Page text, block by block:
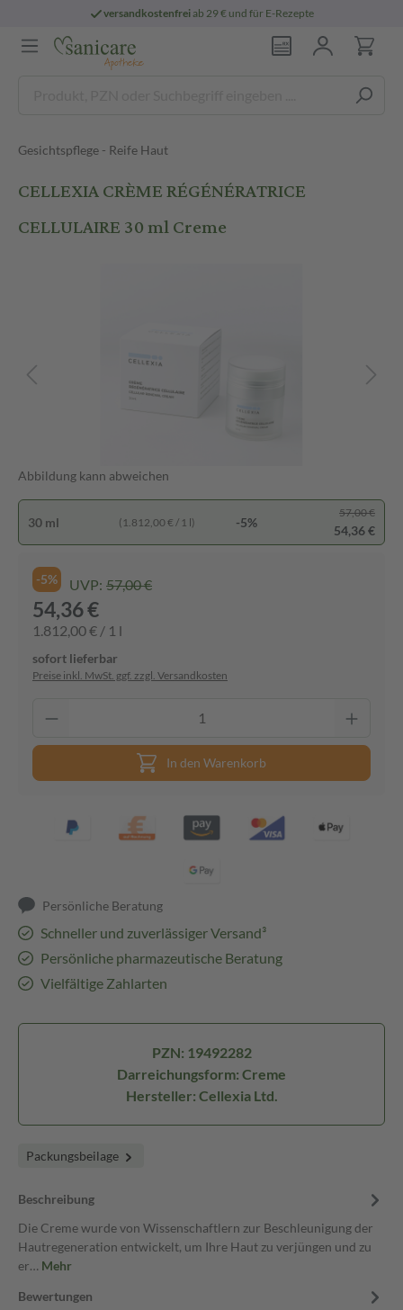
versandkostenfreiab 29 € und für E-Rezepte
Gesichtspflege - Reife Haut
CELLEXIA CRÈME RÉGÉNÉRATRICE
CELLULAIRE 30 ml Creme
Abbildung kann abweichen
30 ml (1.812,00 € / 1 l) -5%
57,00 €
54,36 €
-5% UVP: 57,00 €
54,36 €
1.812,00 € / 1 l
sofort lieferbar
Preise inkl. MwSt. ggf. zzgl. Versandkosten
In den Warenkorb
Persönliche Beratung
Schneller und zuverlässiger Versand³
Persönliche pharmazeutische Beratung
Vielfältige Zahlarten
PZN: 19492282
Darreichungsform: Creme
Hersteller: Cellexia Ltd.
Packungsbeilage
Beschreibung
Die Creme wurde von Wissenschaftlern zur Beschleunigung der
Hautregeneration entwickelt, um Ihre Haut zu verjüngen und zu
er… Mehr
Bewertungen